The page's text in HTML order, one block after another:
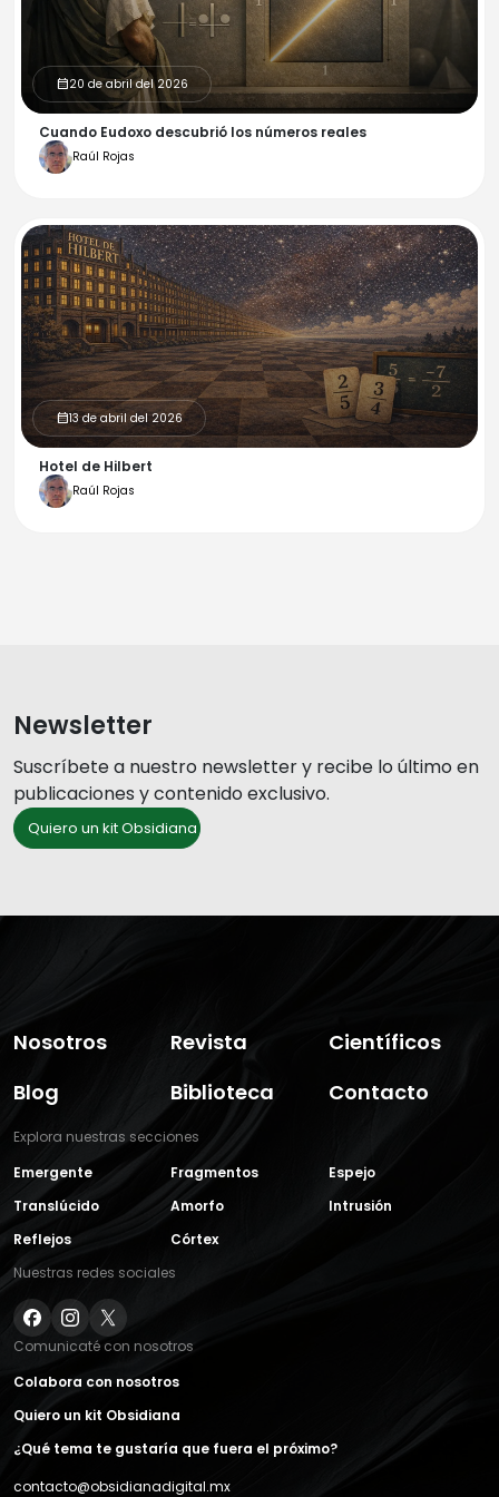
calendar_month20 de abril del 2026
Cuando Eudoxo descubrió los números reales
Raúl Rojas
calendar_month13 de abril del 2026
Hotel de Hilbert
Raúl Rojas
Newsletter
Suscríbete a nuestro newsletter y recibe lo último en
publicaciones y contenido exclusivo.
Quiero un kit Obsidiana
Nosotros Revista
Científicos
Blog
Biblioteca Contacto
Explora nuestras secciones
Emergente
Fragmentos
Espejo
Translúcido
Amorfo
Intrusión
Reflejos
Córtex
Nuestras redes sociales
Comunicaté con nosotros
Colabora con nosotros
Quiero un kit Obsidiana
¿Qué tema te gustaría que fuera el próximo?
contacto@obsidianadigital.mx